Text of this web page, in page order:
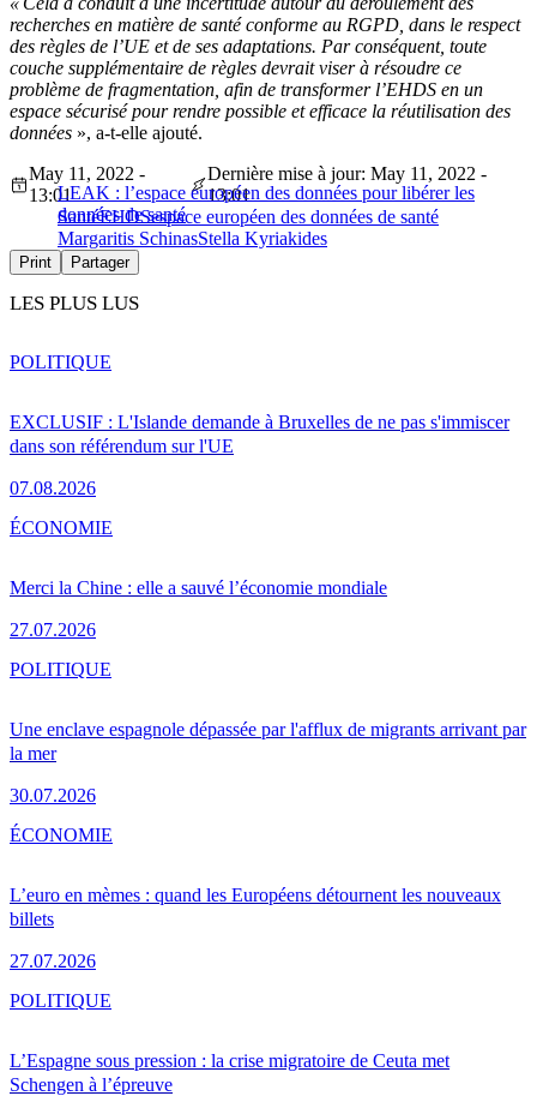
recherches en matière de santé conforme au RGPD, dans le respect
des règles de l’UE et de ses adaptations. Par conséquent, toute
couche supplémentaire de règles devrait viser à résoudre ce
problème de fragmentation, afin de transformer l’EHDS en un
espace sécurisé pour rendre possible et efficace la réutilisation des
données », a-t-elle ajouté.
LEAK : l’espace européen des données pour libérer les
données de santé
May 11, 2022 -
13:01
Dernière mise à jour: May 11, 2022 -
13:01
SantéEHDSespace européen des données de santé
Margaritis SchinasStella Kyriakides
Print Partager
LES PLUS LUS
EXCLUSIF : L'Islande demande à Bruxelles de ne pas s'immiscer
dans son référendum sur l'UE
07.08.2026
POLITIQUE
Merci la Chine : elle a sauvé l’économie mondiale
27.07.2026
ÉCONOMIE
Une enclave espagnole dépassée par l'afflux de migrants arrivant par
la mer
30.07.2026
POLITIQUE
L’euro en mèmes : quand les Européens détournent les nouveaux
billets
27.07.2026
ÉCONOMIE
L’Espagne sous pression : la crise migratoire de Ceuta met
Schengen à l’épreuve
POLITIQUE